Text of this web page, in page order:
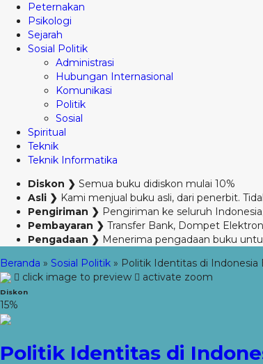
Peternakan
Psikologi
Sejarah
Sosial Politik
Administrasi
Hubungan Internasional
Komunikasi
Politik
Sosial
Spiritual
Teknik
Teknik Informatika
Diskon ❯ Semua buku didiskon mulai 10%
Asli ❯ Kami menjual buku asli, dari penerbit.
Pengiriman ❯ Pengiriman ke seluruh
Pembayaran ❯ Transfer Bank, Dompet
Pengadaan ❯ Menerima pengadaan buku
Beranda » Sosial Politik » Politik Identitas di Indonesia
click image to preview
activate zoom
Diskon
15%
Politik Identitas di